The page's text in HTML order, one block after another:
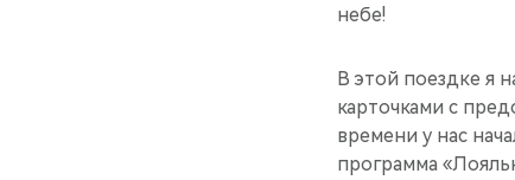
небе!
В этой поездке я
карточками с
времени у нас
программа